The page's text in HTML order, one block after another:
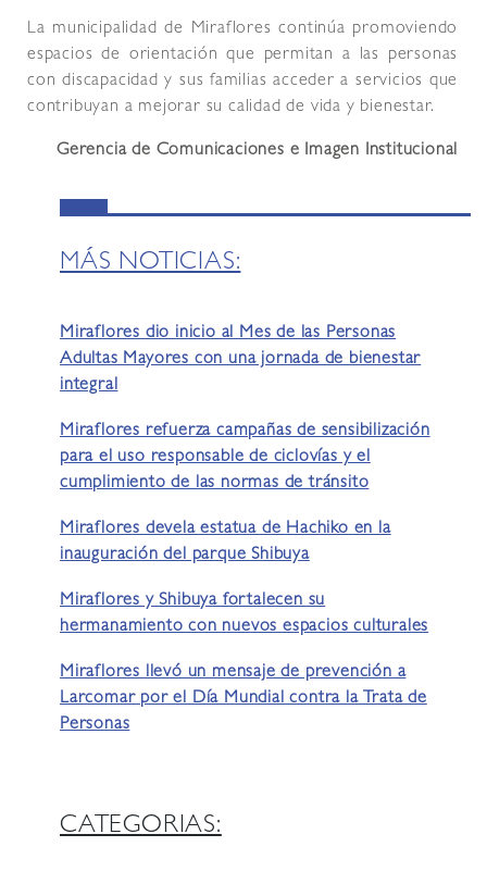
La municipalidad de Miraflores continúa promoviendo
espacios de orientación que permitan a las personas
con discapacidad y sus familias acceder a servicios que
contribuyan a mejorar su calidad de vida y bienestar.
Gerencia de Comunicaciones e Imagen Institucional
MÁS NOTICIAS:
Miraflores dio inicio al Mes de las Personas
Adultas Mayores con una jornada de bienestar
integral
Miraflores refuerza campañas de sensibilización
para el uso responsable de ciclovías y el
cumplimiento de las normas de tránsito
Miraflores devela estatua de Hachiko en la
inauguración del parque Shibuya
Miraflores y Shibuya fortalecen su
hermanamiento con nuevos espacios culturales
Miraflores llevó un mensaje de prevención a
Larcomar por el Día Mundial contra la Trata de
Personas
CATEGORIAS: